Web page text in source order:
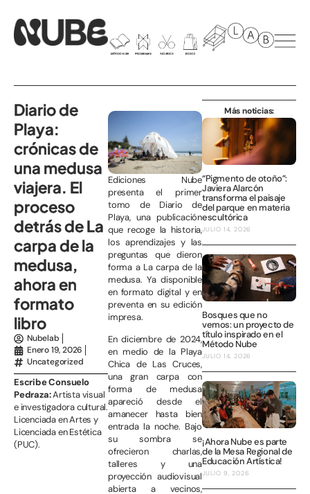
Diario de
Playa:
crónicas de
una medusa
viajera. El
proceso
detrás de La
carpa de la
medusa,
ahora en
formato
libro
Nubelab
Enero 19, 2026
Uncategorized
Escribe Consuelo
Pedraza:Artista visual
e investigadora cultural.
Licenciada en Artes y
Licenciada en Estética
(PUC).
Ediciones Nube
presenta el primer
tomo de Diario de
Playa, una publicación
que recoge la historia,
los aprendizajes y las
preguntas que dieron
forma a La carpa de la
medusa. Ya disponible
en formato digital y en
preventa en su edición
impresa.
En diciembre de 2024,
en medio de la Playa
Chica de Las Cruces,
una gran carpa con
forma de medusa
apareció desde el
amanecer hasta bien
entrada la noche. Bajo
su sombra se
ofrecieron charlas,
talleres y una
proyección audiovisual
abierta a vecinos,
Más noticias:
“Pigmento de otoño”:
Javiera Alarcón
transforma el paisaje
del parque en materia
escultórica
JULIO 14, 2026
Bosques que no
vemos: un proyecto de
título inspirado en el
Método Nube
JULIO 14, 2026
¡Ahora Nube es parte
de la Mesa Regional de
Educación Artística!
JULIO 9, 2026